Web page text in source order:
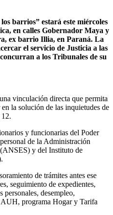
barrios” estará este miércoles
en calles Gobernador Maya y
ex barrio Illia, en Paraná. La
el servicio de Justicia a las
a los Tribunales de su
vinculación directa que permita
la solución de las inquietudes de
y funcionarias del Poder
de la Administración
y del Instituto de
de trámites antes ese
seguimiento de expedientes,
personales, desempleo,
AUH, programa Hogar y Tarifa